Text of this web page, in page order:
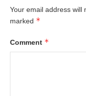
Your email address will
marked *
Comment *